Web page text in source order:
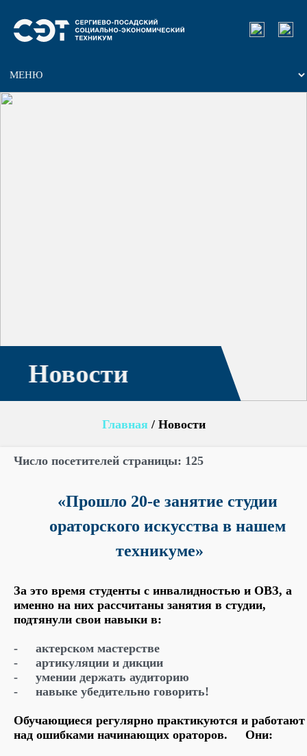
Новости
Главная / Новости
Число посетителей страницы: 125
«Прошло 20-е занятие студии
ораторского искусства в нашем
техникуме»
За это время студенты с инвалидностью и ОВЗ, а
именно на них рассчитаны занятия в студии,
подтянули свои навыки в:
-
актерском мастерстве
-
артикуляции и дикции
-
умении держать аудиторию
-
навыке убедительно говорить!
Обучающиеся регулярно практикуются и работают
над ошибками начинающих ораторов.
Они: